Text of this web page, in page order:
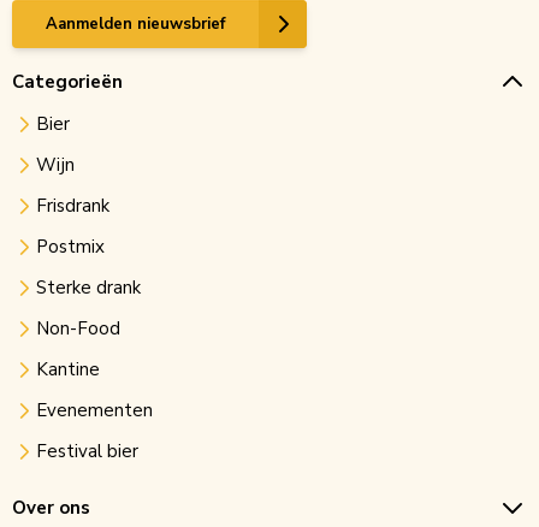
Aanmelden nieuwsbrief
Categorieën
Bier
Wijn
Frisdrank
Postmix
Sterke drank
Non-Food
Kantine
Evenementen
Festival bier
Over ons